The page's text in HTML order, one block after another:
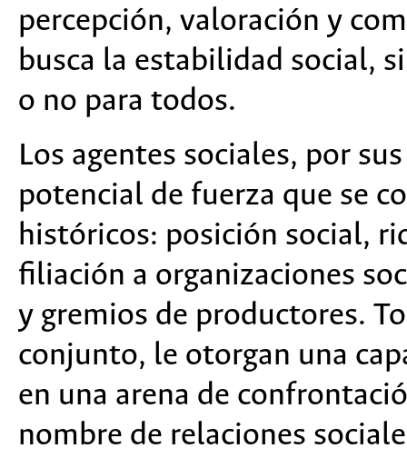
percepción, valoración y
busca la estabilidad social,
o no para todos.
Los agentes sociales, por
potencial de fuerza que se
históricos: posición social,
filiación a organizaciones
y gremios de productores.
conjunto, le otorgan una
en una arena de
nombre de relaciones